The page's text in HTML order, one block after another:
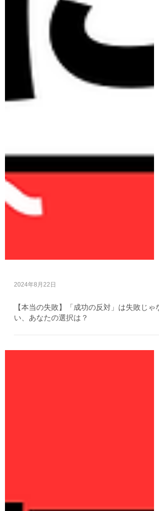
【本当の失敗】「成功の反対」は失敗じゃな